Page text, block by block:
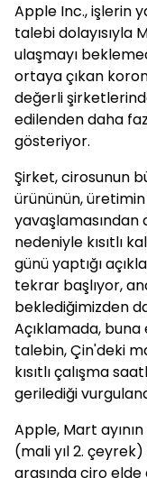
Apple Inc., işlerin
talebi dolayısıyla
ulaşmayı
ortaya çıkan
değerli
edilenden daha
gösteriyor.
Şirket, cirosunun
ürününün,
yavaşlamasından
nedeniyle kısıtlı
günü yaptığı
tekrar başlıyor,
beklediğimizden
Açıklamada,
talebin, Çin'deki
kısıtlı çalışma
gerilediği
Apple, Mart
(mali yıl 2.
arasında ciro